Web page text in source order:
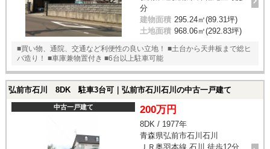
分
建物面積 295.24㎡(89.31坪)
土地面積 968.06㎡(292.83坪)
■買い物、通院、交通など利便性の良い立地！ ■土台から天井板まで総ヒ
バ造り！ ■車庫兼物置付き ■6台以上駐車可能
弘前市石川 8DK 駐車3台可｜弘前市石川石川の中古一戸建て
中古一戸建て 200万円
8DK / 1977年
青森県弘前市石川石川
ＪＲ奥羽本線 石川 徒歩12分